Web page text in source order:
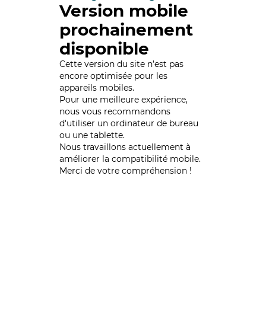
Version mobile
prochainement
disponible
Cette version du site n’est pas
encore optimisée pour les
appareils mobiles.
Pour une meilleure expérience,
nous vous recommandons
d'utiliser un ordinateur de bureau
ou une tablette.
Nous travaillons actuellement à
améliorer la compatibilité mobile.
Merci de votre compréhension !